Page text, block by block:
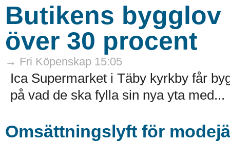
Butikens
över 30 procent
→ Fri Köpenskap 15:05
Ica Supermarket i Täby kyrkby får
på vad de ska fylla sin nya yta med...
Omsättningslyft för